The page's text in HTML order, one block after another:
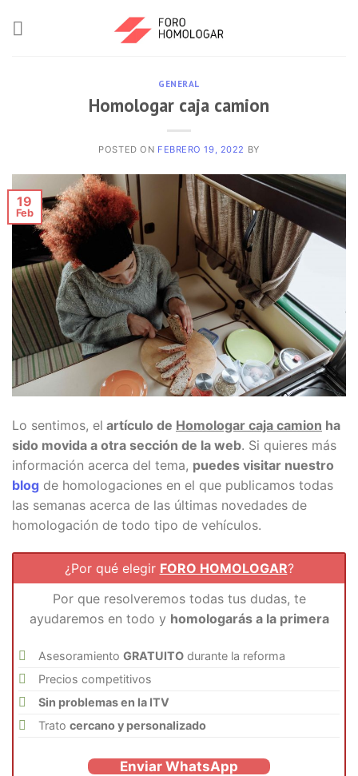
GENERAL
Homologar caja camion
POSTED ON FEBRERO 19, 2022 BY
19
Feb
Lo sentimos, el artículo de Homologar caja camion ha
sido movida a otra sección de la web. Si quieres más
información acerca del tema, puedes visitar nuestro
blog de homologaciones en el que publicamos todas
las semanas acerca de las últimas novedades de
homologación de todo tipo de vehículos.
¿Por qué elegir FORO HOMOLOGAR?
Por que resolveremos todas tus dudas, te
ayudaremos en todo y homologarás a la primera
AsesoramientoGRATUITO durante la reforma
Precios competitivos
Sin problemas en la ITV
Tratocercano y personalizado
Enviar WhatsApp